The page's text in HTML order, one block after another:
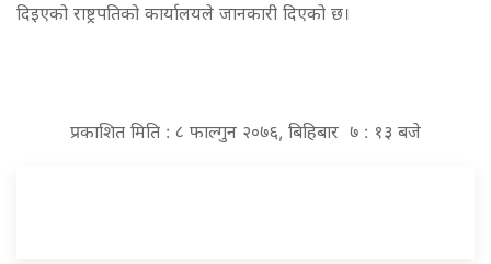
दिइएको राष्ट्रपतिको कार्यालयले जानकारी दिएको छ।
प्रकाशित मिति : ८ फाल्गुन २०७६, बिहिबार ७ : १३ बजे